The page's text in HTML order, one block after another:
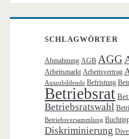
SCHLAGWÖRTER
Abmahnung AGB AGG
Arbeitsmarkt Arbeitsvertrag
Auszubildende Befristung
Betriebsrat
Betriebsratswahl
Betriebsversammlung
Diskriminierung